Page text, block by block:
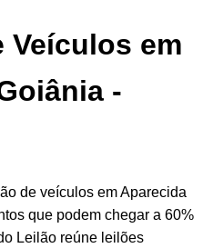
Veículos em
-
de veículos em Aparecida
que podem chegar a 60%
Leilão reúne leilões